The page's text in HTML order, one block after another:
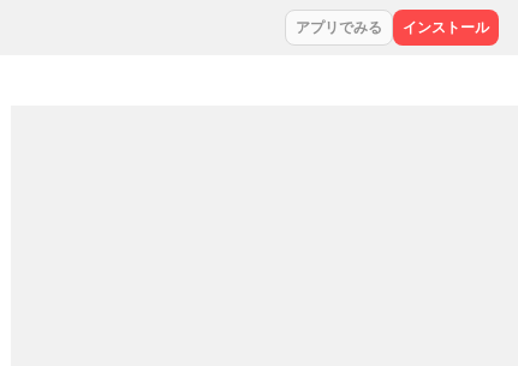
アプリでみる インストール